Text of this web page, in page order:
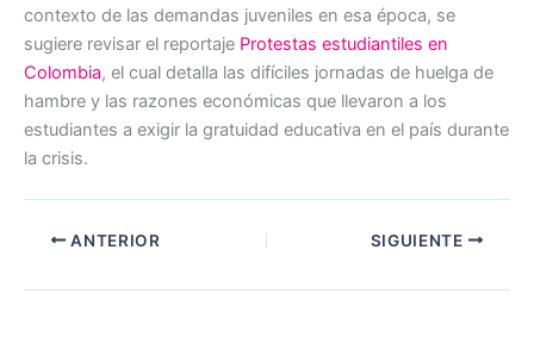
contexto de las demandas juveniles en esa época, se
sugiere revisar el reportaje Protestas estudiantiles en
Colombia, el cual detalla las difíciles jornadas de huelga de
hambre y las razones económicas que llevaron a los
estudiantes a exigir la gratuidad educativa en el país durante
la crisis.
ANTERIOR SIGUIENTE